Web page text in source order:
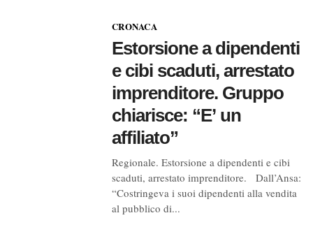
CRONACA
Estorsione a dipendenti
e cibi scaduti, arrestato
imprenditore. Gruppo
chiarisce: “E’ un
affiliato”
Regionale. Estorsione a dipendenti e cibi
scaduti, arrestato imprenditore. Dall’Ansa:
“Costringeva i suoi dipendenti alla vendita
al pubblico di...